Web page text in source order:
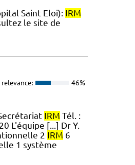
Saint Eloi): IRM
le site de
relevance: 46%
IRM Tél. :
L'équipe [...] Dr Y.
2 IRM 6
1 système